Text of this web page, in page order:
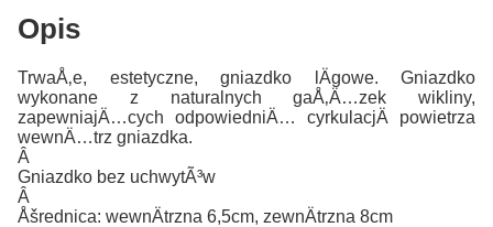
Opis
TrwaÅ‚e, estetyczne, gniazdko lÄgowe. Gniazdko
wykonane z naturalnych gaÅ‚Ä…zek wikliny,
zapewniajÄ…cych odpowiedniÄ… cyrkulacjÄ powietrza
wewnÄ…trz gniazdka.
Â
Gniazdko bez uchwytÃ³w
Â
Åšrednica: wewnÄtrzna 6,5cm, zewnÄtrzna 8cm